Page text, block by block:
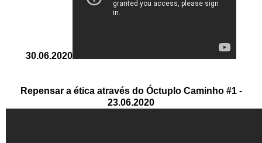
30.06.2020
Repensar a ética através do Óctuplo Caminho #1 -
23.06.2020